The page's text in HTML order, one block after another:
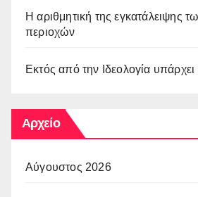
Η αριθμητική της εγκατάλειψης
περιοχών
Εκτός από την Ιδεολογία
Αρχείο
Αύγουστος 2026